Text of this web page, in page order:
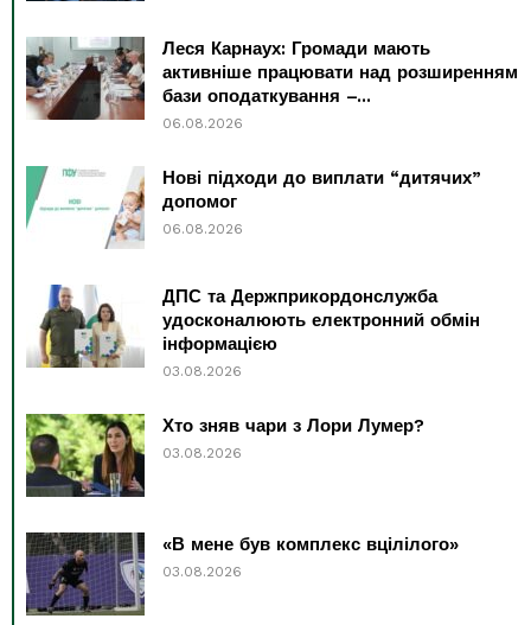
Леся Карнаух: Громади мають
активніше працювати над розширенням
бази оподаткування –...
06.08.2026
Нові підходи до виплати “дитячих”
допомог
06.08.2026
ДПС та Держприкордонслужба
удосконалюють електронний обмін
інформацією
03.08.2026
Хто зняв чари з Лори Лумер?
03.08.2026
«В мене був комплекс вцілілого»
03.08.2026